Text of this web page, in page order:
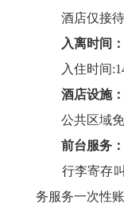
酒店仅接待
入离时间：
入住时间:14
酒店设施：
公共区域免
前台服务：
行李寄存叫
务服务一次性